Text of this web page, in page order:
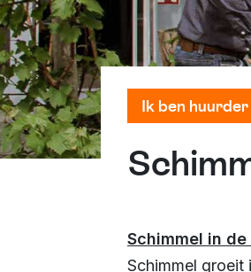
Ik ben huurder
Schimmel in
Schimmel